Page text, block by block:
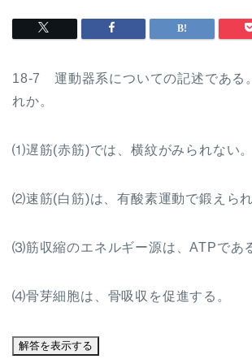
18-7 運動器系についての記述である
れか。
⑴遅筋(赤筋)では、横紋がみられない。
⑵速筋(白筋)は、有酸素運動で鍛えられ
⑶筋収縮のエネルギー源は、ATPであ
⑷骨芽細胞は、骨吸収を促進する。